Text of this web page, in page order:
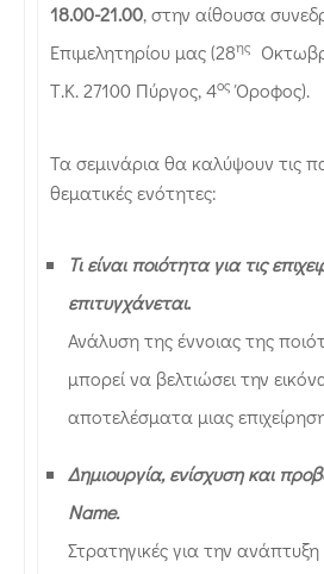
18.00-21.00, στην αίθουσα
Επιμελητηρίου μας (28ης
Τ.Κ. 27100 Πύργος, 4οςΌροφος).
Τα σεμινάρια θα καλύψουν τις
θεματικές ενότητες:
Τι είναι ποιότητα για τις
επιτυγχάνεται.
Ανάλυση της έννοιας της
μπορεί να βελτιώσει την
αποτελέσματα μιας
Δημιουργία, ενίσχυση και
Name.
Στρατηγικές για την